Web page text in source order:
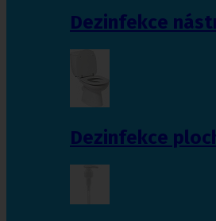
Dezinfekce
Dezinfekce